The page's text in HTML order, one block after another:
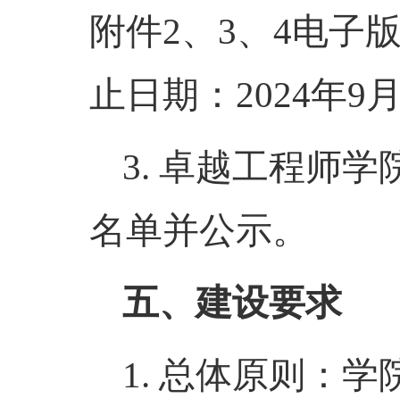
附件2、3、4电子
止日期：2024年9
3. 卓越工程师学
名单并公示。
五、建设要求
1. 总体原则：学